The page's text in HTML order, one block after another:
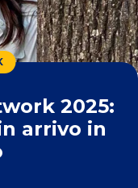
2025:
arrivo in